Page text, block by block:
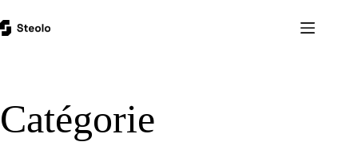
au
contenu
Catégorie